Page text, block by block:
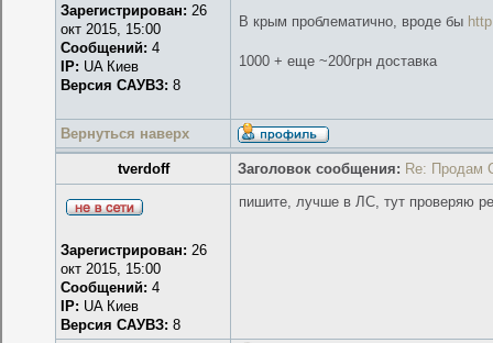
Зарегистрирован: 26
окт 2015, 15:00
Сообщений: 4
IP: UA Киев
Версия САУВЗ: 8
В крым проблематично, вроде бы
1000 + еще ~200грн доставка
Вернуться наверх
tverdoff Заголовок сообщения: Re: Продам
Зарегистрирован: 26
окт 2015, 15:00
Сообщений: 4
IP: UA Киев
Версия САУВЗ: 8
пишите, лучше в ЛС, тут проверяю